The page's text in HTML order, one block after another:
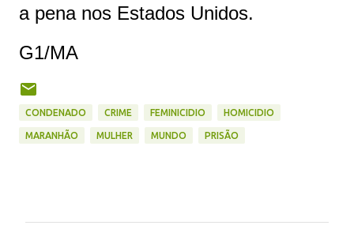
a pena nos Estados Unidos.
G1/MA
CONDENADO CRIME FEMINICIDIO HOMICIDIO
MARANHÃO MULHER MUNDO PRISÃO